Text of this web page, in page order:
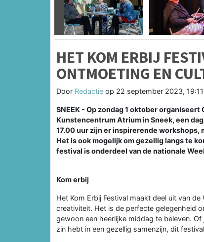
Vorige
HET KOM ERBIJ
ONTMOETING EN
Door Redactie op 22 september 2023,
SNEEK - Op zondag 1 oktober
Kunstencentrum Atrium in Sneek, een
17.00 uur zijn er inspirerende
Het is ook mogelijk om gezellig langs te
festival is onderdeel van de nationale
Kom erbij
Het Kom Erbij Festival maakt deel uit van
creativiteit. Het is de perfecte gelegenheid
gewoon een heerlijke middag te beleven.
zin hebt in een gezellig samenzijn, dit